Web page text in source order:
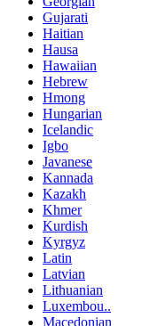
Gujarati
Haitian
Hausa
Hawaiian
Hebrew
Hmong
Hungarian
Icelandic
Igbo
Javanese
Kannada
Kazakh
Khmer
Kurdish
Kyrgyz
Latin
Latvian
Lithuanian
Luxembou..
Macedonian